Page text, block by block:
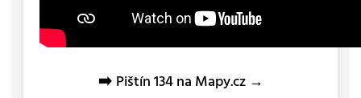
➡️ Pištín 134 na Mapy.cz →